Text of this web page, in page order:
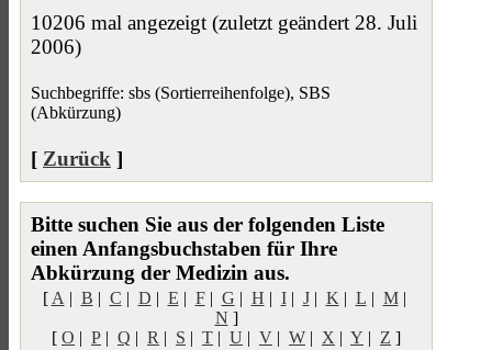
10206 mal angezeigt (zuletzt geändert 28. Juli
2006)
Suchbegriffe: sbs (Sortierreihenfolge), SBS
(Abkürzung)
[ Zurück ]
Bitte suchen Sie aus der folgenden Liste
einen Anfangsbuchstaben für Ihre
Abkürzung der Medizin aus.
[ A | B | C | D | E | F| G | H | I| J| K | L | M|
N ]
[ O | P | Q | R | S | T | U | V | W | X | Y | Z ]